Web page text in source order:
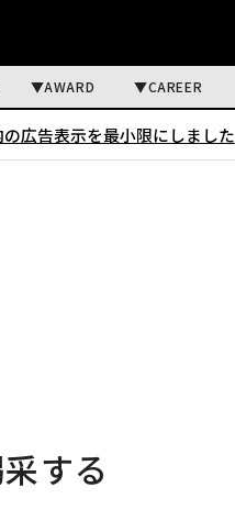
AWARD CAREER
広告表示を最小限にしました
する